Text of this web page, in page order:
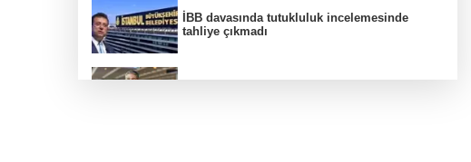
İBB davasında tutukluluk incelemesinde
tahliye çıkmadı